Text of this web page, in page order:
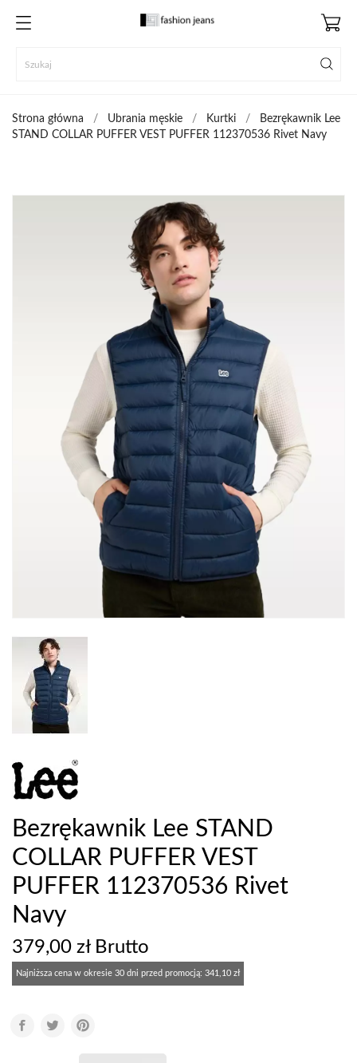
Strona główna Ubrania męskie Kurtki
Bezrękawnik Lee
STAND COLLAR PUFFER VEST PUFFER 112370536 Rivet Navy
Bezrękawnik Lee STAND
COLLAR PUFFER VEST
PUFFER 112370536 Rivet
Navy
379,00 zł Brutto
Najniższa cena w okresie 30 dni przed promocją: 341,10 zł